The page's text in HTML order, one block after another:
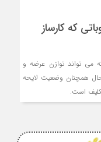
که کارساز
می تواند توازن عرضه و
حال همچنان وضعیت لایحه
است.